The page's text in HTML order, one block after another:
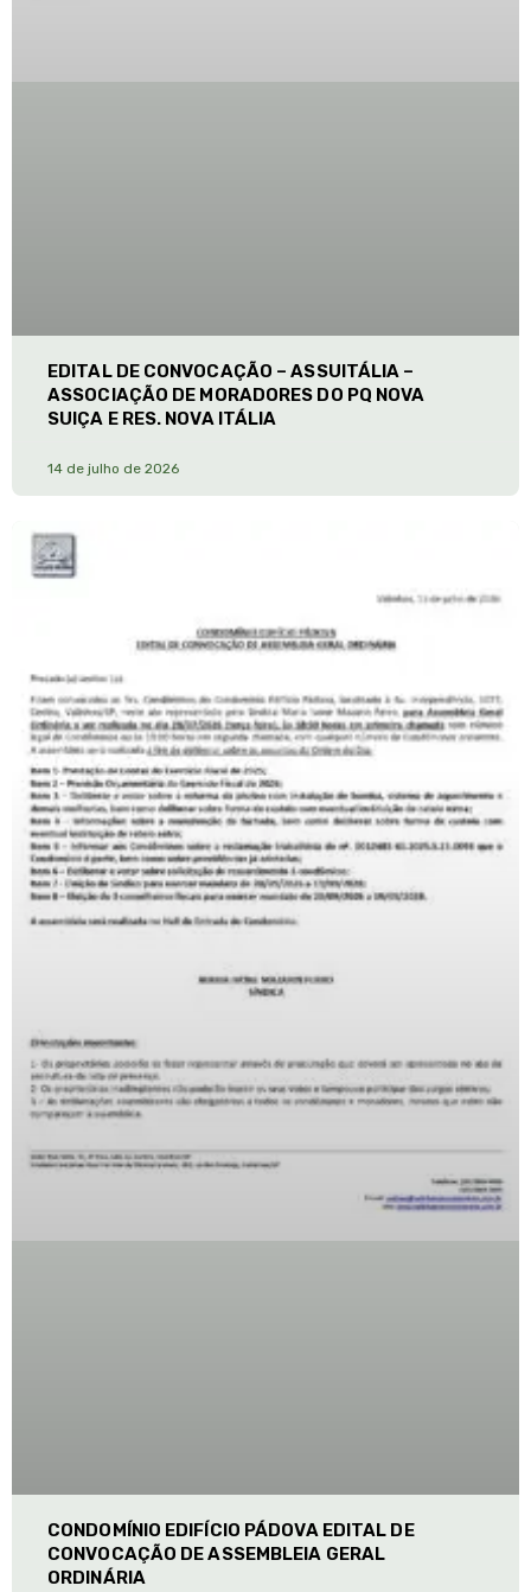
EDITAL DE CONVOCAÇÃO – ASSUITÁLIA –
ASSOCIAÇÃO DE MORADORES DO PQ NOVA
SUIÇA E RES. NOVA ITÁLIA
14 de julho de 2026
CONDOMÍNIO EDIFÍCIO PÁDOVA EDITAL DE
CONVOCAÇÃO DE ASSEMBLEIA GERAL
ORDINÁRIA